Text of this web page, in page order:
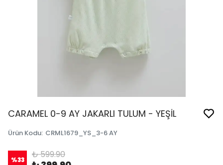
CARAMEL 0-9 AY JAKARLI TULUM - YEŞİL
Ürün Kodu: CRML1679_YS_3-6 AY
%33 ₺ 599.90